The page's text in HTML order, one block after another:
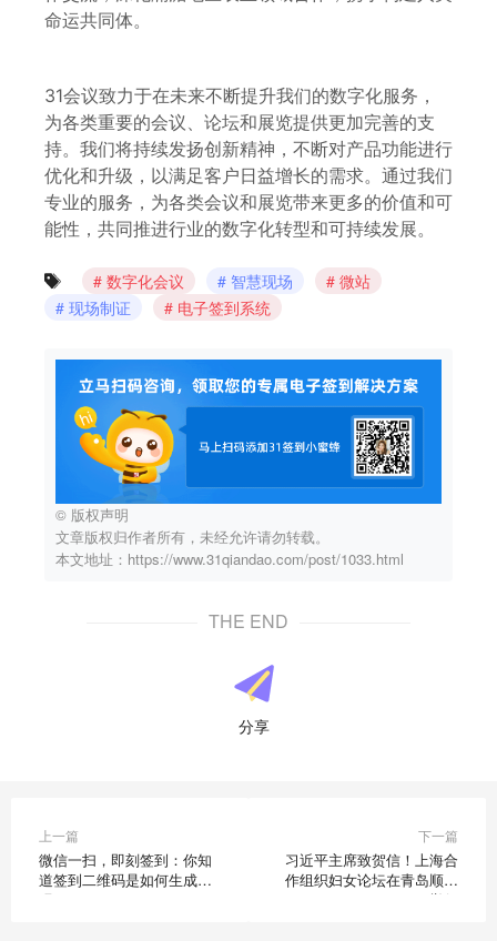
命运共同体。
31会议致力于在未来不断提升我们的数字化服务，
为各类重要的会议、论坛和展览提供更加完善的支
持。我们将持续发扬创新精神，不断对产品功能进行
优化和升级，以满足客户日益增长的需求。通过我们
专业的服务，为各类会议和展览带来更多的价值和可
能性，共同推进行业的数字化转型和可持续发展。
数字化会议 智慧现场
微站
现场制证
电子签到系统
© 版权声明
文章版权归作者所有，未经允许请勿转载。
本文地址：https://www.31qiandao.com/post/1033.html
THE END
分享
上一篇
微信一扫，即刻签到：你知
道签到二维码是如何生成的
吗
下一篇
习近平主席致贺信！上海合
作组织妇女论坛在青岛顺利
举行